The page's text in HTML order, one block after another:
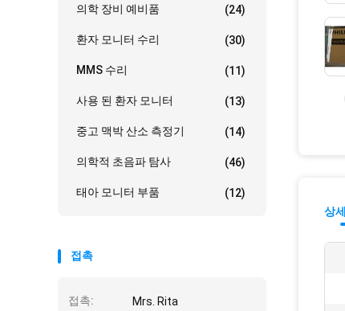
의학 장비 예비품 (24)
환자 모니터 수리 (30)
MMS 수리 (11)
사용 된 환자 모니터 (13)
중고 맥박 산소 측정기 (14)
의학적 초음파 탐사 (46)
태아 모니터 부품 (12)
접촉
접촉: Mrs. Rita
상